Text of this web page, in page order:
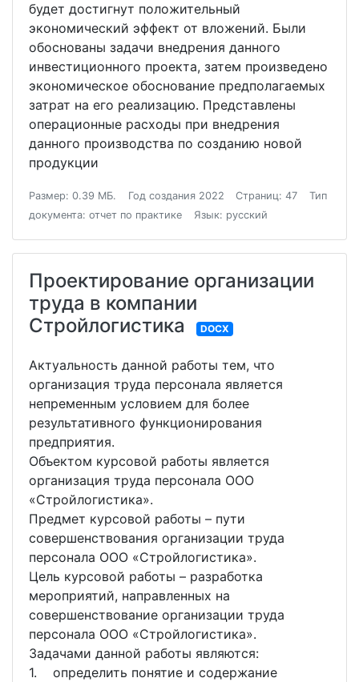
будет достигнут положительный
экономический эффект от вложений. Были
обоснованы задачи внедрения данного
инвестиционного проекта, затем произведено
экономическое обоснование предполагаемых
затрат на его реализацию. Представлены
операционные расходы при внедрения
данного производства по созданию новой
продукции
Размер: 0.39 МБ. Год создания 2022 Страниц: 47
Тип
документа: отчет по практике
Язык: русский
Проектирование организации
труда в компании
Стройлогистика
DOCX
Актуальность данной работы тем, что
организация труда персонала является
непременным условием для более
результативного функционирования
предприятия.
Объектом курсовой работы является
организация труда персонала ООО
«Стройлогистика».
Предмет курсовой работы – пути
совершенствования организации труда
персонала ООО «Стройлогистика».
Цель курсовой работы – разработка
мероприятий, направленных на
совершенствование организации труда
персонала ООО «Стройлогистика».
Задачами данной работы являются:
1. определить понятие и содержание